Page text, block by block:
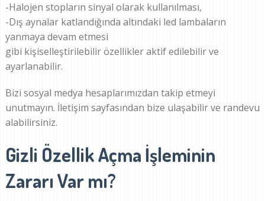
-Halojen stopların sinyal olarak kullanılması,
-Dış aynalar katlandığında altındaki led lambaların
yanmaya devam etmesi
gibi kişiselleştirilebilir özellikler aktif edilebilir ve
ayarlanabilir.
Bizi sosyal medya hesaplarımızdan takip etmeyi
unutmayın. İletişim sayfasından bize ulaşabilir ve randevu
alabilirsiniz.
Gizli Özellik Açma İşleminin
Zararı Var mı?